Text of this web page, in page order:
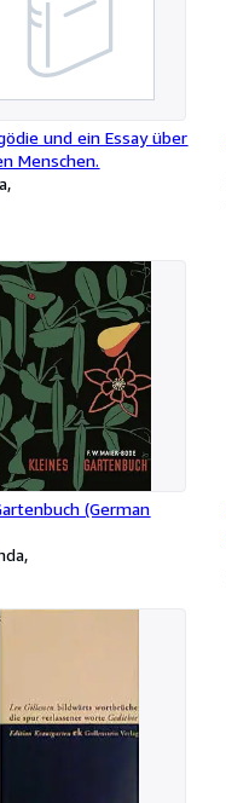
und ein Essay über
Menschen.
(German